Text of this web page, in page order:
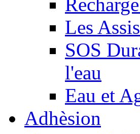
Les
SOS
l'eau
Eau et
Adhèsion